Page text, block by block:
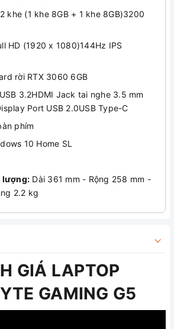
khe (1 khe 8GB + 1 khe 8GB)3200
HD (1920 x 1080)144Hz IPS
rời RTX 3060 6GB
3.2HDMI Jack tai nghe 3.5 mm
Port USB 2.0USB Type-C
phím
10 Home SL
lượng: Dài 361 mm - Rộng 258 mm -
2.2 kg
GIÁ LAPTOP
GAMING G5